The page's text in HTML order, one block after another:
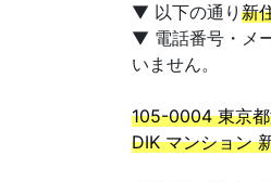
▼ 以下の通り 新
▼ 電話番号・メ
いません。
105-0004 東京
DIK マンション